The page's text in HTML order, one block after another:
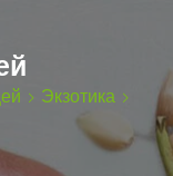
Экзотика